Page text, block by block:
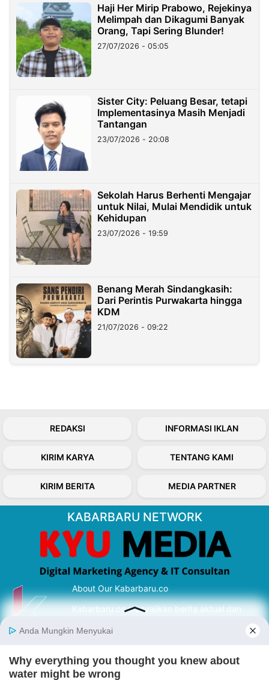
Haji Her Mirip Prabowo, Rejekinya
Melimpah dan Dikagumi Banyak
Orang, Tapi Sering Blunder!
27/07/2026 - 05:05
Sister City: Peluang Besar, tetapi
Implementasinya Masih Menjadi
Tantangan
23/07/2026 - 20:08
Sekolah Harus Berhenti Mengajar
untuk Nilai, Mulai Mendidik untuk
Kehidupan
23/07/2026 - 19:59
Benang Merah Sindangkasih:
Dari Perintis Purwakarta hingga
KDM
21/07/2026 - 09:22
REDAKSI INFORMASI IKLAN
KIRIM KARYA TENTANG KAMI
KIRIM BERITA MEDIA PARTNER
KABARBARU NETWORK
About Our Kabarbaru.co
Kabarbaru.co menyajikan berita aktual dan
serta terverifikasi dari sumber yang tepat.
Follow Kabarbaru